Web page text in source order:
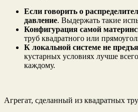
Если говорить о
давление. Выдержать такие
Конфигурация самой
труб квадратного или
К локальной системе не
кустарных условиях лучше
каждому.
Агрегат, сделанный из квадратных